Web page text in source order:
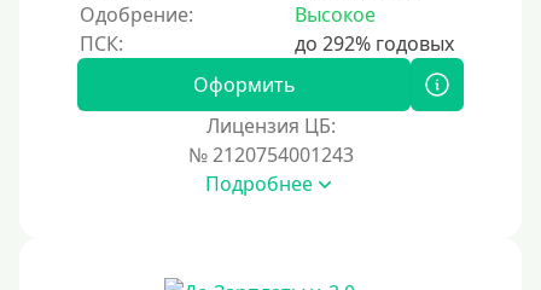
Одобрение:
Высокое
Оформить
Лицензия ЦБ:
№ 2120754001243
Подробнее